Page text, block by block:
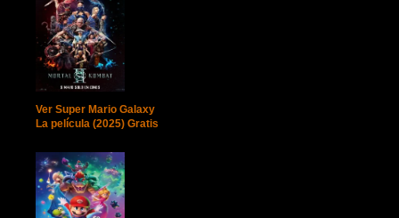
Ver Super Mario Galaxy
La película (2025) Gratis